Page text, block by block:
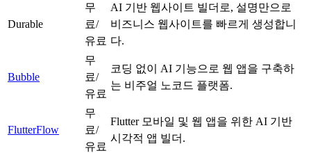
Durable
무
료/
유료
AI 기반 웹사이트 빌더로, 설명만으로
비즈니스 웹사이트를 빠르게 생성합니
다.
Bubble
무
료/
유료
코딩 없이 AI 기능으로 웹 앱을 구축하
는 비주얼 노코드 플랫폼.
FlutterFlow
무
료/
유료
Flutter 모바일 및 웹 앱을 위한 AI 기반
시각적 앱 빌더.